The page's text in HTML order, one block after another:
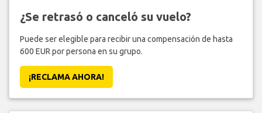
¿Se retrasó o canceló su vuelo?
Puede ser elegible para recibir una compensación de hasta
600 EUR por persona en su grupo.
¡RECLAMA AHORA!